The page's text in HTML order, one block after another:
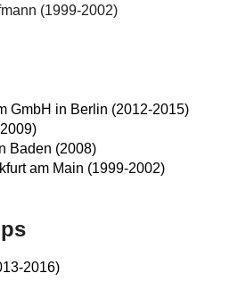
(1999-2002)
GmbH in Berlin (2012-2015)
Baden (2008)
am Main (1999-2002)
2016)